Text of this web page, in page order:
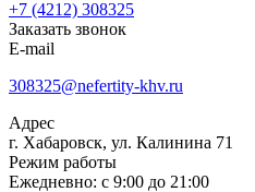
+7 (4212) 308325
Заказать звонок
E-mail
308325@nefertity-khv.ru
Адрес
г. Хабаровск, ул. Калинина 71
Режим работы
Ежедневно: с 9:00 до 21:00